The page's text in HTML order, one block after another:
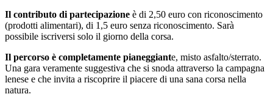
Il contributo di partecipazione è di 2,50 euro con riconoscimento
(prodotti alimentari), di 1,5 euro senza riconoscimento. Sarà
possibile iscriversi solo il giorno della corsa.
Il percorso è completamente pianeggiante, misto asfalto/sterrato.
Una gara veramente suggestiva che si snoda attraverso la campagna
lenese e che invita a riscoprire il piacere di una sana corsa nella
natura.